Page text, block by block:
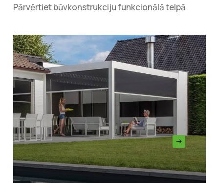
Pārvērtiet būvkonstrukciju funkcionālā telpā